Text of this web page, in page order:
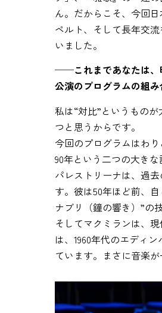
ん。だからこそ、今回
ペルト、そして長年交
いました。
──これまであなたは、
公演のプログラムの組
私は“対比”というもの
つと思うからです。
今回のプログラムはわ
90年という二つの大きな
パレストリーナは、過
す。彼は50年ほど前、
ナブリ（鐘の響き）”の
そしてマクミランは、
は、1960年代のエディ
ています。まさに音楽